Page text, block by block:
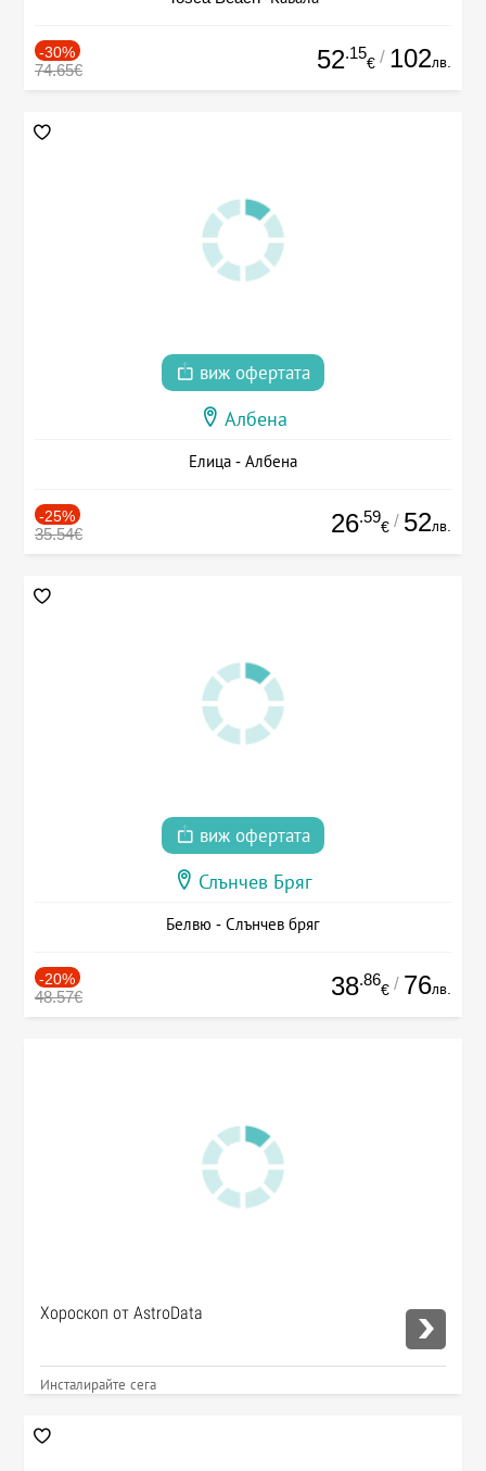
-30%
74.65€ 52.15
€ / 102лв.
виж офертата
Албена
Елица - Албена
-25%
35.54€ 26.59
€ / 52лв.
виж офертата
Слънчев Бряг
Белвю - Слънчев бряг
-20%
48.57€ 38.86
€ / 76лв.
Хороскоп от AstroData
Инсталирайте сега